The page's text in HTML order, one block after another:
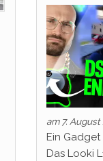
am 7. August
Ein
Das Looki